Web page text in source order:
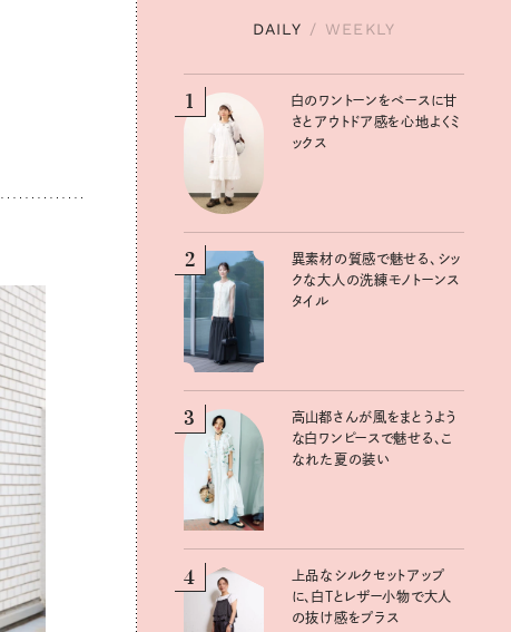
DAILY / WEEKLY
1
白のワントーンをベースに甘
さとアウトドア感を心地よくミ
ックス
2
異素材の質感で魅せる、シッ
クな大人の洗練モノトーンス
タイル
3
高山都さんが風をまとうよう
な白ワンピースで魅せる、こ
なれた夏の装い
4
上品なシルクセットアップ
に、白Tとレザー小物で大人
の抜け感をプラス
DAILY / WEEKLY
1
白のワントーンをベースに甘
さとアウトドア感を心地よくミ
ックス
2
異素材の質感で魅せる、シッ
クな大人の洗練モノトーンス
タイル
3
高山都さんが風をまとうよう
な白ワンピースで魅せる、こ
なれた夏の装い
4
上品なシルクセットアップ
に、白Tとレザー小物で大人
の抜け感をプラス